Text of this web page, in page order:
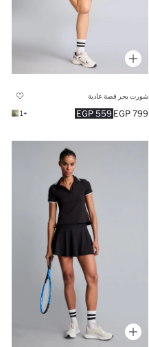
شورت بحر قصة عادية
559 EGP 799 EGP
+1